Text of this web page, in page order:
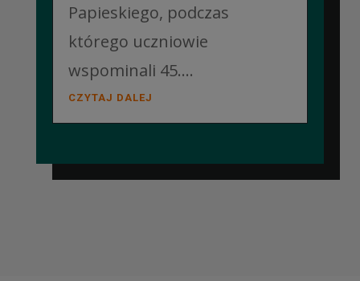
Papieskiego, podczas
którego uczniowie
wspominali 45....
CZYTAJ DALEJ